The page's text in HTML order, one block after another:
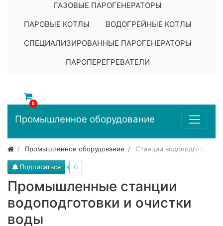
ГАЗОВЫЕ ПАРОГЕНЕРАТОРЫ
ПАРОВЫЕ КОТЛЫ
ВОДОГРЕЙНЫЕ КОТЛЫ
СПЕЦИАЛИЗИРОВАННЫЕ ПАРОГЕНЕРАТОРЫ
ПАРОПЕРЕГРЕВАТЕЛИ
0
Промышленное оборудование
Промышленное оборудование Станции водоподготовки
Промышленные станции
водоподготовки и очистки
воды
Подписаться 0